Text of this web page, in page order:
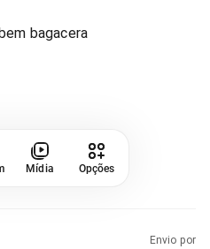
bagacera
Mídia Opções
Envio por